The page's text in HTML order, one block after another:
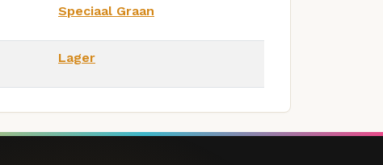
Speciaal Graan
Lager